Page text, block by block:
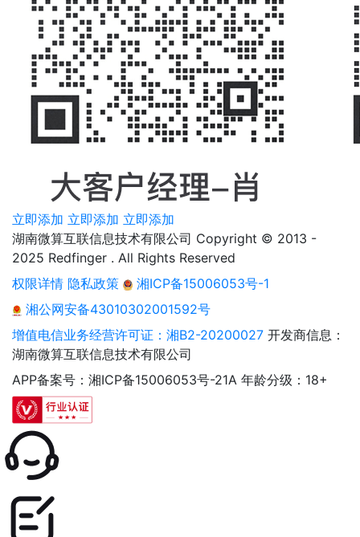
立即添加 立即添加 立即添加
湖南微算互联信息技术有限公司 Copyright © 2013 -
2025 Redfinger . All Rights Reserved
权限详情 隐私政策
湘ICP备15006053号-1
湘公网安备43010302001592号
增值电信业务经营许可证：湘B2-20200027 开发商信息：
湖南微算互联信息技术有限公司
APP备案号：湘ICP备15006053号-21A 年龄分级：18+